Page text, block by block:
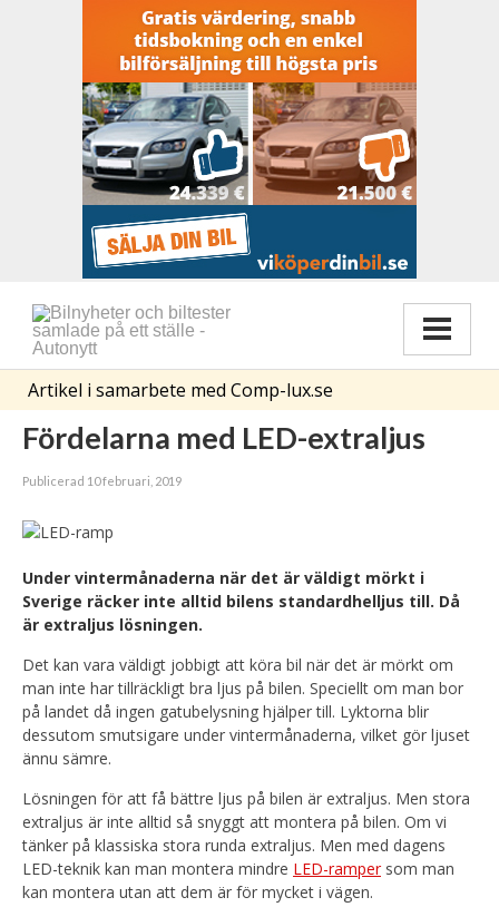
Artikel i samarbete med Comp-lux.se
Fördelarna med LED-extraljus
Publicerad 10 februari, 2019
Under vintermånaderna när det är väldigt mörkt i
Sverige räcker inte alltid bilens standardhelljus till. Då
är extraljus lösningen.
Det kan vara väldigt jobbigt att köra bil när det är mörkt om
man inte har tillräckligt bra ljus på bilen. Speciellt om man bor
på landet då ingen gatubelysning hjälper till. Lyktorna blir
dessutom smutsigare under vintermånaderna, vilket gör ljuset
ännu sämre.
Lösningen för att få bättre ljus på bilen är extraljus. Men stora
extraljus är inte alltid så snyggt att montera på bilen. Om vi
tänker på klassiska stora runda extraljus. Men med dagens
LED-teknik kan man montera mindre LED-rampersom man
kan montera utan att dem är för mycket i vägen.